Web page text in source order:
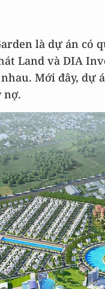
là dự án
Land và DIA
Mới đây, dự
nợ.